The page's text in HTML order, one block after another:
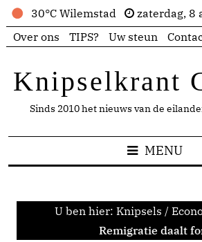
30°C Wilemstad
zaterdag, 8
Over ons
TIPS? Uw steun
Knipselkrant
Sinds 2010 het nieuws van de
MENU
U ben hier: Knipsels /
Remigratie daalt